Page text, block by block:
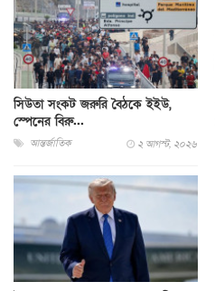
সিউতা সংকট জরুরি বৈঠকে ইইউ,
স্পেনের বিরু...
আন্তর্জাতিক ২ আগস্ট, ২০২৬